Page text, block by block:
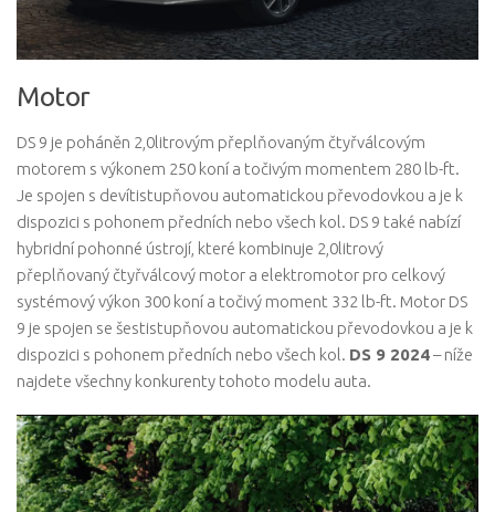
Motor
DS 9 je poháněn 2,0litrovým přeplňovaným čtyřválcovým
motorem s výkonem 250 koní a točivým momentem 280 lb-ft.
Je spojen s devítistupňovou automatickou převodovkou a je k
dispozici s pohonem předních nebo všech kol. DS 9 také nabízí
hybridní pohonné ústrojí, které kombinuje 2,0litrový
přeplňovaný čtyřválcový motor a elektromotor pro celkový
systémový výkon 300 koní a točivý moment 332 lb-ft. Motor DS
9 je spojen se šestistupňovou automatickou převodovkou a je k
dispozici s pohonem předních nebo všech kol. DS 9 2024– níže
najdete všechny konkurenty tohoto modelu auta.